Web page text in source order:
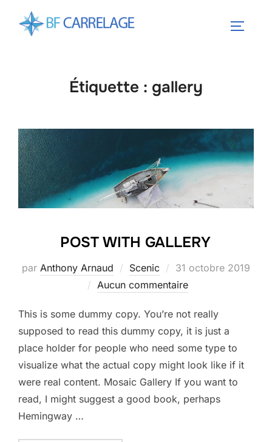
Étiquette : gallery
POST WITH GALLERY
par Anthony Arnaud Scenic
Publié
le
31 octobre 2019
Aucun commentaire
This is some dummy copy. You’re not really
supposed to read this dummy copy, it is just a
place holder for people who need some type to
visualize what the actual copy might look like if it
were real content. Mosaic Gallery If you want to
read, I might suggest a good book, perhaps
Hemingway …